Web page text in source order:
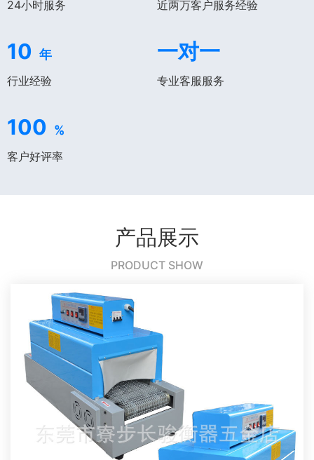
24小时服务 近两万客户服务经验
10 年
行业经验
一对一
专业客服服务
100 %
客户好评率
产品展示
PRODUCT SHOW